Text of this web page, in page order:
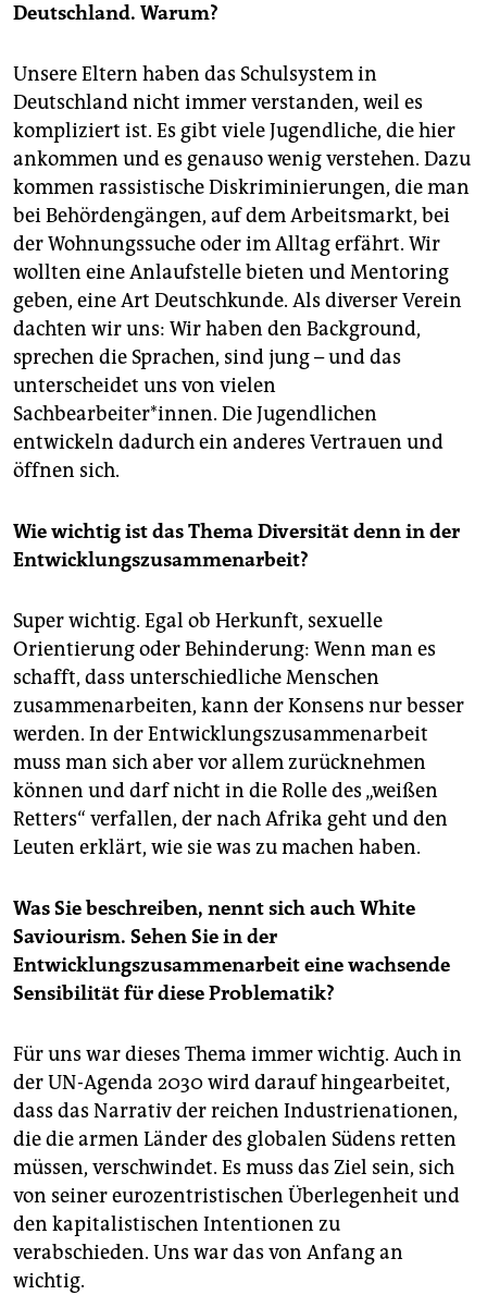
Deutschland. Warum?
Unsere Eltern haben das Schulsystem in
Deutschland nicht immer verstanden, weil es
kompliziert ist. Es gibt viele Jugendliche, die hier
ankommen und es genauso wenig verstehen. Dazu
kommen rassistische Diskriminierungen, die man
bei Behördengängen, auf dem Arbeitsmarkt, bei
der Wohnungssuche oder im Alltag erfährt. Wir
wollten eine Anlaufstelle bieten und Mentoring
geben, eine Art Deutschkunde. Als diverser Verein
dachten wir uns: Wir haben den Background,
sprechen die Sprachen, sind jung – und das
unterscheidet uns von vielen
Sachbearbeiter*innen. Die Jugendlichen
entwickeln dadurch ein anderes Vertrauen und
öffnen sich.
Wie wichtig ist das Thema Diversität denn in der
Entwicklungszusammenarbeit?
Super wichtig. Egal ob Herkunft, sexuelle
Orientierung oder Behinderung: Wenn man es
schafft, dass unterschiedliche Menschen
zusammenarbeiten, kann der Konsens nur besser
werden. In der Entwicklungszusammenarbeit
muss man sich aber vor allem zurücknehmen
können und darf nicht in die Rolle des „weißen
Retters“ verfallen, der nach Afrika geht und den
Leuten erklärt, wie sie was zu machen haben.
Was Sie beschreiben, nennt sich auch White
Saviourism. Sehen Sie in der
Entwicklungszusammenarbeit eine wachsende
Sensibilität für diese Problematik?
Für uns war dieses Thema immer wichtig. Auch in
der UN-Agenda 2030 wird darauf hingearbeitet,
dass das Narrativ der reichen Industrienationen,
die die armen Länder des globalen Südens retten
müssen, verschwindet. Es muss das Ziel sein, sich
von seiner eurozentristischen Überlegenheit und
den kapitalistischen Intentionen zu
verabschieden. Uns war das von Anfang an
wichtig.